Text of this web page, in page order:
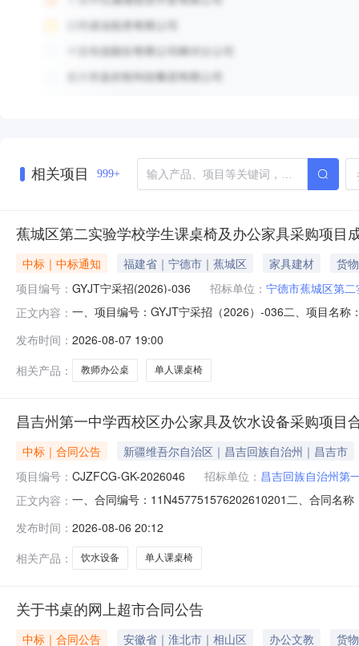
相关项目 999+
蕉城区第二实验学校学生课桌椅及办公家具采购项目
中标｜中标通知 福建省｜宁德市｜蕉城区 家具建材
货物
项目编号： GYJT宁采招(2026)-036 招标单位： 宁德市蕉城区第
正文内容： 一、项目编号：GYJT宁采招（2026）-036二、项目名
牌货物型号货物数量货物总价1福州市美泽教育科技有限
（单一来源采
发布时间： 2026-08-07 19:00
相关产品：
教师办公桌 单人课桌椅
昌吉州第一中学西校区办公家具及饮水设备采购项目
中标｜合同公告
新疆维吾尔自治区｜昌吉回族自治州｜昌吉市
项目编号： CJZFCG-GK-2026046 招标单位： 昌吉回族自治州第
正文内容： 一、合同编号：11N457751576202610201二、合同名
制造股份有限公司地址：新疆昌吉回族自治州昌吉市国
发布时间： 2026-08-06 20:12
相关产品：
饮水设备 单人课桌椅
关于书桌的网上超市合同公告
中标｜合同公告 安徽省｜淮北市｜相山区 办公文教
货物